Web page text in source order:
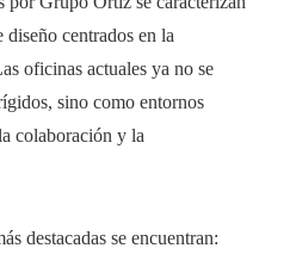
centrados en la
oficinas actuales ya no se
sino como entornos
colaboración y la
destacadas se encuentran: